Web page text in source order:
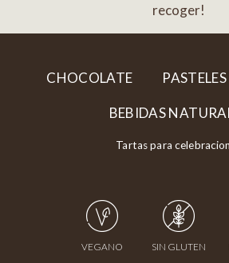
recoger!
CHOCOLATE PASTELES
BEBIDAS
Tartas para
VEGANO SIN GLUTEN